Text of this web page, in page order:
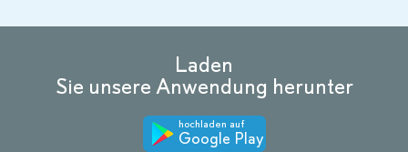
Laden
Sie unsere Anwendung herunter
hochladen auf
Google Play